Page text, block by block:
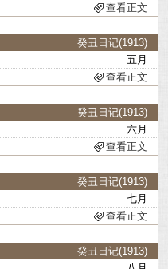
查看正文
癸丑日记(1913)
五月
查看正文
癸丑日记(1913)
六月
查看正文
癸丑日记(1913)
七月
查看正文
癸丑日记(1913)